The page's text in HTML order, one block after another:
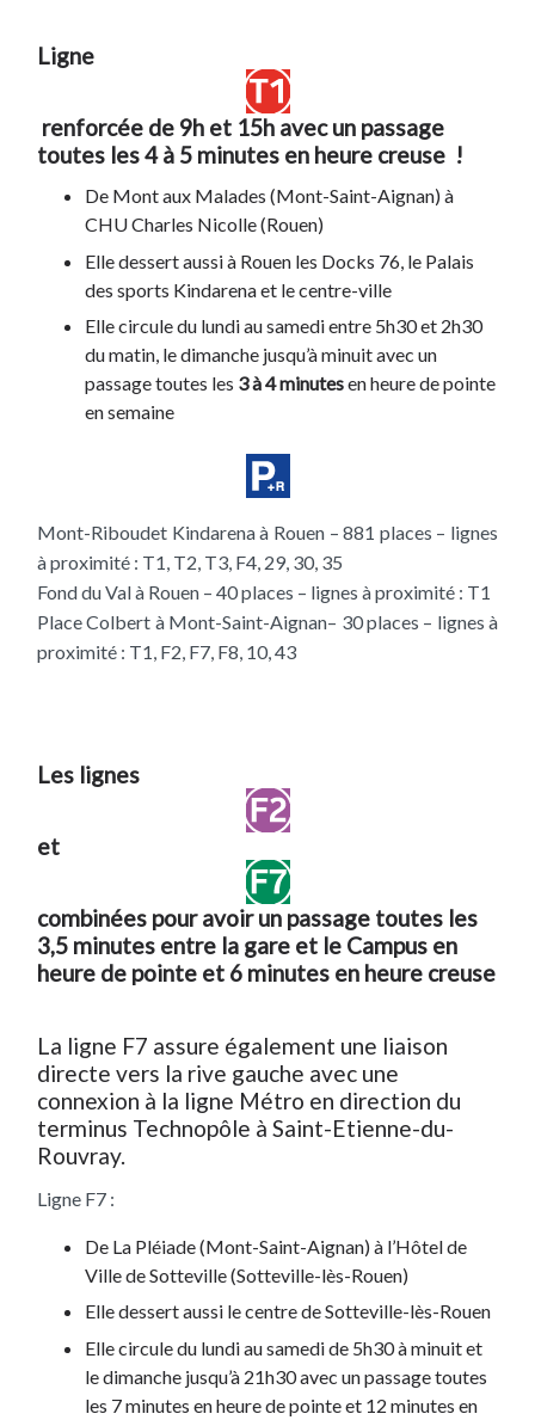
Ligne
renforcée de 9h et 15h avec un passage
toutes les 4 à 5 minutes en heure creuse !
De Mont aux Malades (Mont-Saint-Aignan) à
CHU Charles Nicolle (Rouen)
Elle dessert aussi à Rouen les Docks 76, le Palais
des sports Kindarena et le centre-ville
Elle circule du lundi au samedi entre 5h30 et 2h30
du matin, le dimanche jusqu’à minuit avec un
passage toutes les 3 à 4 minutesen heure de pointe
en semaine
Mont-Riboudet Kindarena à Rouen – 881 places – lignes
à proximité : T1, T2, T3, F4, 29, 30, 35
Fond du Val à Rouen – 40 places – lignes à proximité : T1
Place Colbert à Mont-Saint-Aignan– 30 places – lignes à
proximité : T1, F2, F7, F8, 10, 43
Les lignes
et
combinées pour avoir un passage toutes les
3,5 minutes entre la gare et le Campus en
heure de pointe et 6 minutes en heure creuse
La ligne F7 assure également une liaison
directe vers la rive gauche avec une
connexion à la ligne Métro en direction du
terminus Technopôle à Saint-Etienne-du-
Rouvray.
Ligne F7 :
De La Pléiade (Mont-Saint-Aignan) à l’Hôtel de
Ville de Sotteville (Sotteville-lès-Rouen)
Elle dessert aussi le centre de Sotteville-lès-Rouen
Elle circule du lundi au samedi de 5h30 à minuit et
le dimanche jusqu’à 21h30 avec un passage toutes
les 7 minutes en heure de pointe et 12 minutes en